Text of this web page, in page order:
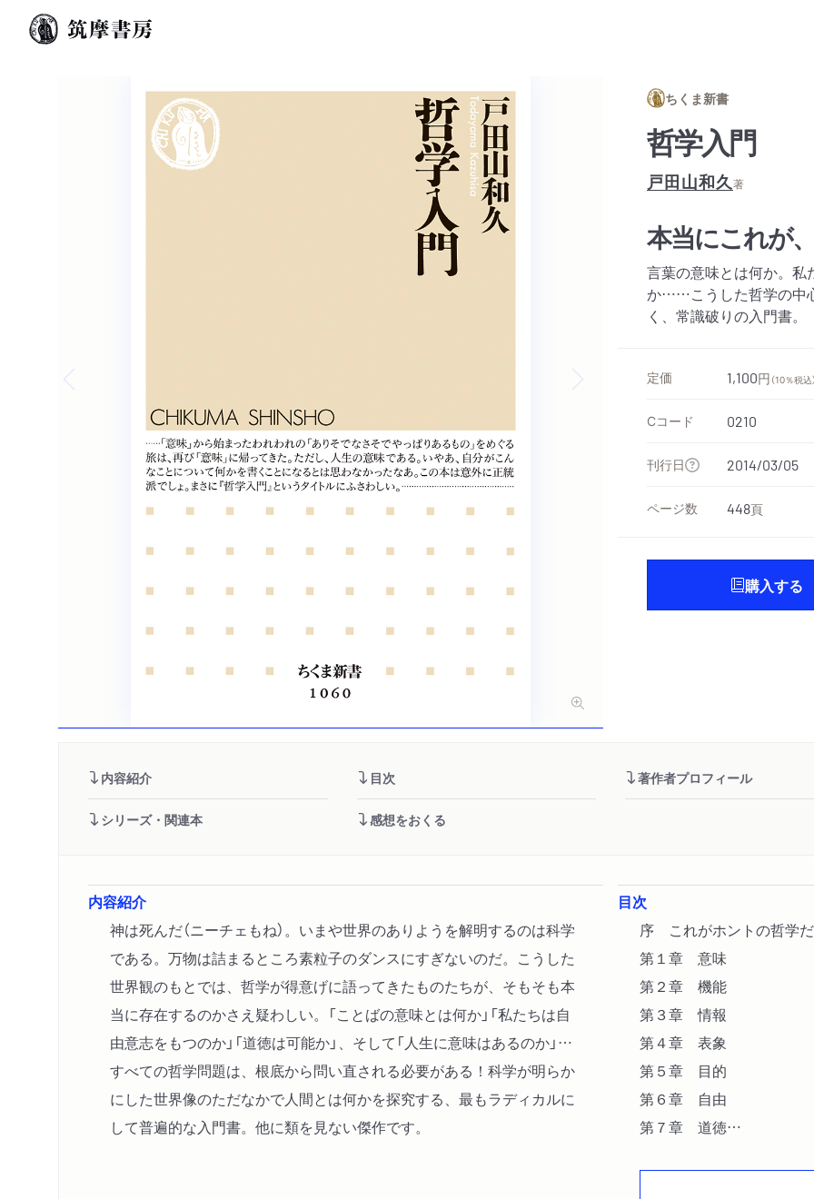
ちくま新書
哲学入門
戸田山和久著
本当にこれが
言葉の意味とは何か。私
か……こうした哲学の中
く、常識破りの入門書。
定価 1,100円 （10％税込）
Cコード 0210
刊行日 2014/03/05
ページ数 448頁
購入する
内容紹介 目次 著作者プロフィール
シリーズ・関連本 感想をおくる
内容紹介
神は死んだ（ニーチェもね）。いまや世界のありようを解明するのは科学
である。万物は詰まるところ素粒子のダンスにすぎないのだ。こうした
世界観のもとでは、哲学が得意げに語ってきたものたちが、そもそも本
当に存在するのかさえ疑わしい。「ことばの意味とは何か」「私たちは自
由意志をもつのか」「道徳は可能か」、そして「人生に意味はあるのか」…
すべての哲学問題は、根底から問い直される必要がある！科学が明らか
にした世界像のただなかで人間とは何かを探究する、最もラディカルに
して普遍的な入門書。他に類を見ない傑作です。
目次
序 これがホントの哲学だ
第１章 意味
第２章 機能
第３章 情報
第４章 表象
第５章 目的
第６章 自由
第７章 道徳